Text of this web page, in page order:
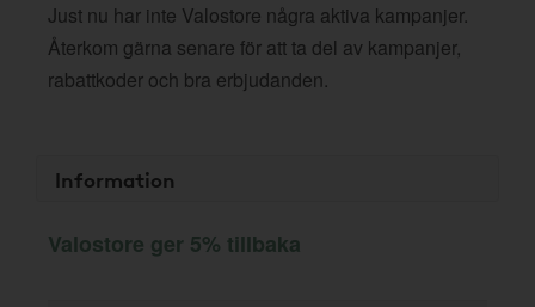
Just nu har inte Valostore några aktiva kampanjer.
Återkom gärna senare för att ta del av kampanjer,
rabattkoder och bra erbjudanden.
Information
Valostore ger 5% tillbaka